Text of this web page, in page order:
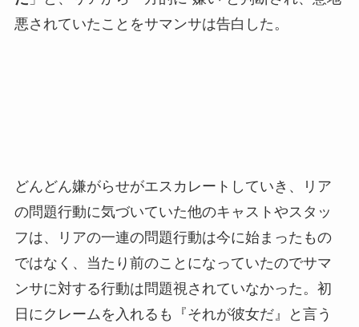
悪されていたことをサマンサは告白した。
どんどん嫌がらせがエスカレートしていき、リア
の問題行動に気づいていた他のキャストやスタッ
フは、リアの一連の問題行動は今に始まったもの
ではなく、当たり前のことになっていたのでサマ
ンサに対する行動は問題視されていなかった。初
日にクレームを入れるも『それが彼女だ』と言う